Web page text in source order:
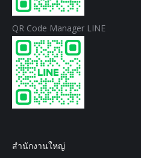
QR Code Manager LINE
สำนักงานใหญ่